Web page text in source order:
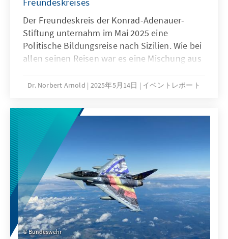
Der Freundeskreis der Konrad-Adenauer-
Stiftung unternahm im Mai 2025 eine
Politische Bildungsreise nach Sizilien. Wie bei
allen seinen Reisen war es eine Mischung aus
Gesellschaftliche und politische Aspekte
Dr. Norbert Arnold 2025年5月14日 イベントレポート
Bundeswehr